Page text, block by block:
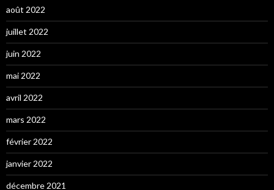
août 2022
juillet 2022
juin 2022
mai 2022
avril 2022
mars 2022
février 2022
janvier 2022
décembre 2021